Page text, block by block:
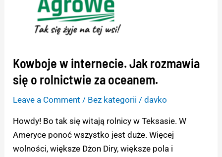
Kowboje w internecie. Jak rozmawia
się o rolnictwie za oceanem.
Leave a Comment / Bez kategorii /davko
Howdy! Bo tak się witają rolnicy w Teksasie. W
Ameryce ponoć wszystko jest duże. Więcej
wolności, większe Dżon Diry, większe pola i
rolnictwie
oceanem.